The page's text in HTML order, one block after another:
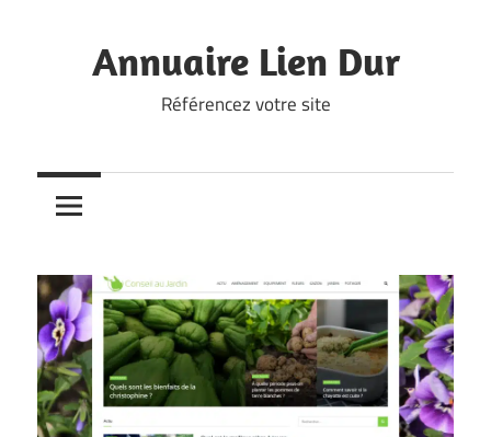
contentAnnuaire Lien Dur
Référencez votre site